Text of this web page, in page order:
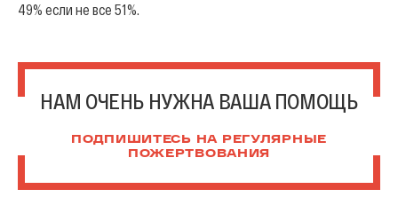
49% если не все 51%.
НАМ ОЧЕНЬ НУЖНА ВАША ПОМОЩЬ
ПОДПИШИТЕСЬ НА РЕГУЛЯРНЫЕ
ПОЖЕРТВОВАНИЯ